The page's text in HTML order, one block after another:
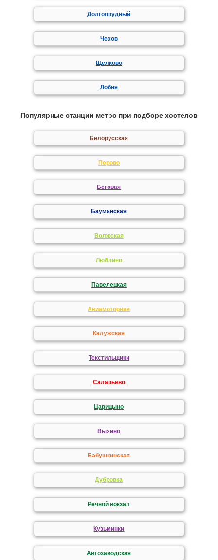
Долгопрудный
Чехов
Щелково
Лобня
Популярные станции метро при подборе хостелов
Белорусская
Перово
Беговая
Бауманская
Волжская
Люблино
Павелецкая
Авиамоторная
Калужская
Текстильщики
Саларьево
Царицыно
Выхино
Бабушкинская
Дубровка
Речной вокзал
Кузьминки
Автозаводская